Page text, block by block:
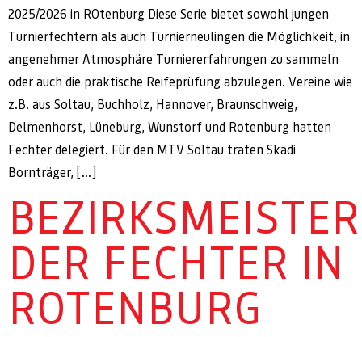
2025/2026 in ROtenburg Diese Serie bietet sowohl jungen
Turnierfechtern als auch Turnierneulingen die Möglichkeit, in
angenehmer Atmosphäre Turniererfahrungen zu sammeln
oder auch die praktische Reifeprüfung abzulegen. Vereine wie
z.B. aus Soltau, Buchholz, Hannover, Braunschweig,
Delmenhorst, Lüneburg, Wunstorf und Rotenburg hatten
Fechter delegiert. Für den MTV Soltau traten Skadi
Bornträger, […]
DER FECHTER IN
ROTENBURG